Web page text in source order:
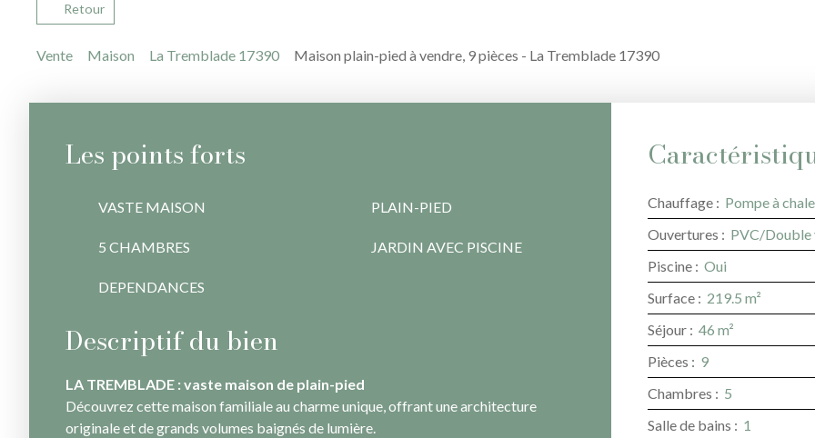
Retour
Vente Maison La Tremblade 17390 Maison plain-pied à vendre, 9 pièces - La Tremblade 17390
Les points forts
VASTE MAISON PLAIN-PIED
5 CHAMBRES JARDIN AVEC PISCINE
DEPENDANCES
Descriptif du bien
LA TREMBLADE : vaste maison de plain-pied
Découvrez cette maison familiale au charme unique, offrant une architecture
originale et de grands volumes baignés de lumière.
Chauffage : Pompe à
Ouvertures : PVC/Double
Piscine : Oui
Surface : 219.5 m²
Séjour : 46 m²
Pièces : 9
Chambres : 5
Salle de bains : 1